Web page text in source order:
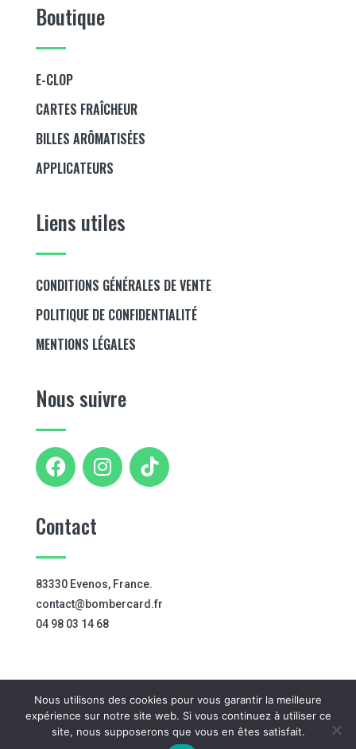
Boutique
E-CLOP
CARTES FRAÎCHEUR
BILLES ARÔMATISÉES
APPLICATEURS
Liens utiles
CONDITIONS GÉNÉRALES DE VENTE
POLITIQUE DE CONFIDENTIALITÉ
MENTIONS LÉGALES
Nous suivre
Contact
83330 Evenos, France.
contact@bombercard.fr
04 98 03 14 68
© 2026 - BomberCard
Nous utilisons des cookies pour vous garantir la meilleure
expérience sur notre site web. Si vous continuez à utiliser ce
site, nous supposerons que vous en êtes satisfait.